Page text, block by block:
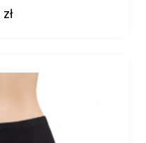
zł